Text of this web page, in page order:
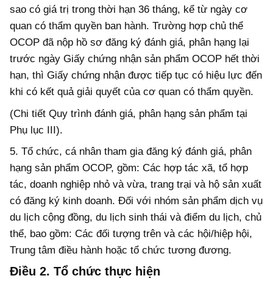
sao có giá trị trong thời hạn 36 tháng, kể từ ngày cơ
quan có thẩm quyền ban hành. Trường hợp chủ thể
OCOP đã nộp hồ sơ đăng ký đánh giá, phân hạng lại
trước ngày Giấy chứng nhận sản phẩm OCOP hết thời
hạn, thì Giấy chứng nhận được tiếp tục có hiệu lực đến
khi có kết quả giải quyết của cơ quan có thẩm quyền.
(Chi tiết Quy trình đánh giá, phân hạng sản phẩm tại
Phụ lục III).
5. Tổ chức, cá nhân tham gia đăng ký đánh giá, phân
hạng sản phẩm OCOP, gồm: Các hợp tác xã, tổ hợp
tác, doanh nghiệp nhỏ và vừa, trang trại và hộ sản xuất
có đăng ký kinh doanh. Đối với nhóm sản phẩm dịch vụ
du lịch cộng đồng, du lịch sinh thái và điểm du lịch, chủ
thể, bao gồm: Các đối tượng trên và các hội/hiệp hội,
Trung tâm điều hành hoặc tổ chức tương đương.
Điều 2. Tổ chức thực hiện